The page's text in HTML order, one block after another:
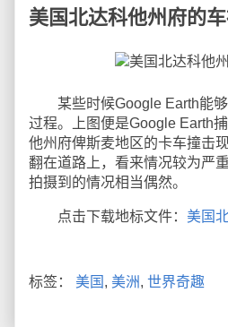
美国北达科他州府的
某些时候Google Earth能够
过程。上图便是Google Earth
他州府俾斯麦地区的卡车撞击
翻在道路上，看来情况较为严
拍摄到的情况相当偶然。
点击下载地标文件： 美国
标签： 美国 , 美洲, 世界奇趣